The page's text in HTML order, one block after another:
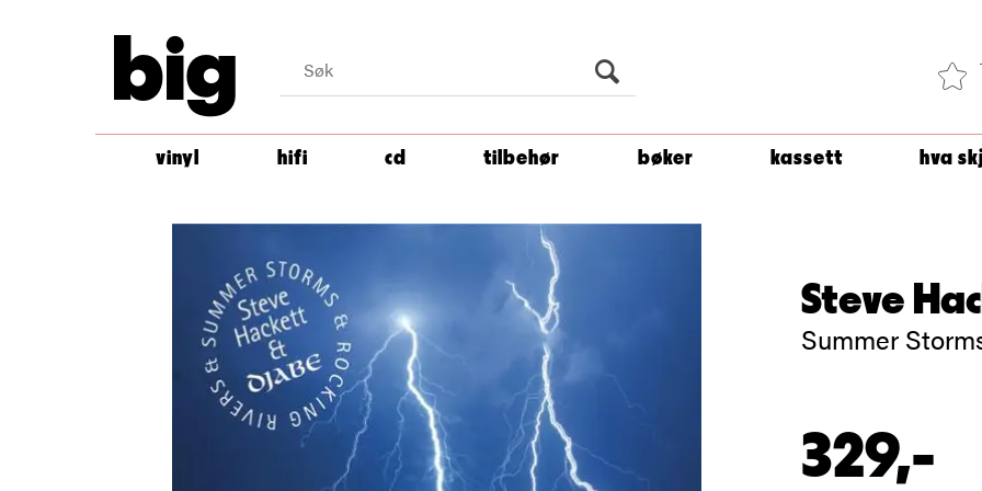
big
vinyl hifi cd tilbehør bøker kassett hva
Steve
Summer
329,-